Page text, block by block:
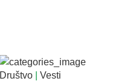
Društvo Vesti